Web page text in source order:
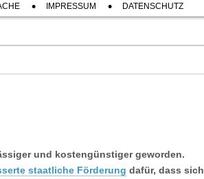
IMPRESSUM DATENSCHUTZ
und kostengünstiger geworden.
staatliche Förderung dafür, dass sich